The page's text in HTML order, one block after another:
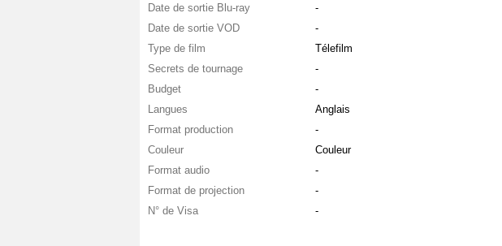
Date de sortie Blu-ray
-
Date de sortie VOD
-
Type de film
Télefilm
Secrets de tournage
-
Budget
-
Langues
Anglais
Format production
-
Couleur
Couleur
Format audio
-
Format de projection
-
N° de Visa
-